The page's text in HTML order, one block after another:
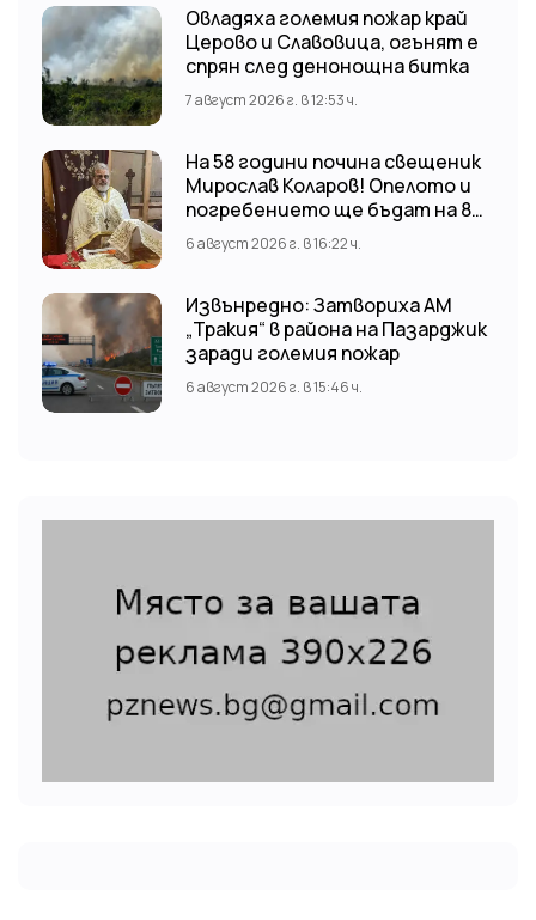
Овладяха големия пожар край
Церово и Славовица, огънят е
спрян след денонощна битка
7 август 2026 г. в 12:53 ч.
На 58 години почина свещеник
Мирослав Коларов! Опелото и
погребението ще бъдат на 8
август (събота) от 11:00 часа в
храм “Св. Св. Козма и Дамян”, гр.
6 август 2026 г. в 16:22 ч.
Извънредно: Затвориха АМ
„Тракия“ в района на Пазарджик
заради големия пожар
6 август 2026 г. в 15:46 ч.